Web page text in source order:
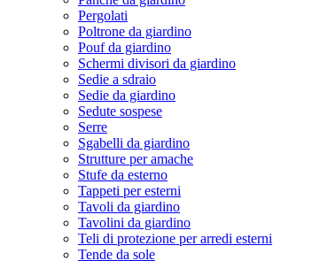
Pergolati
Poltrone da giardino
Pouf da giardino
Schermi divisori da giardino
Sedie a sdraio
Sedie da giardino
Sedute sospese
Serre
Sgabelli da giardino
Strutture per amache
Stufe da esterno
Tappeti per esterni
Tavoli da giardino
Tavolini da giardino
Teli di protezione per arredi esterni
Tende da sole